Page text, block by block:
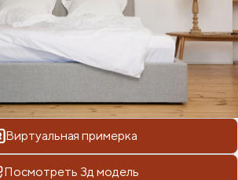
Виртуальная примерка
Посмотреть 3д модель